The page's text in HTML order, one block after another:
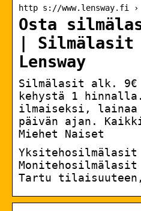
http s://www.lensway.fi
Osta
| Silmälasit
Lensway
Silmälasit alk.
kehystä 1
ilmaiseksi, lainaa
päivän ajan.
Miehet Naiset
Yksitehosilmälasit
Monitehosilmälasit
Tartu